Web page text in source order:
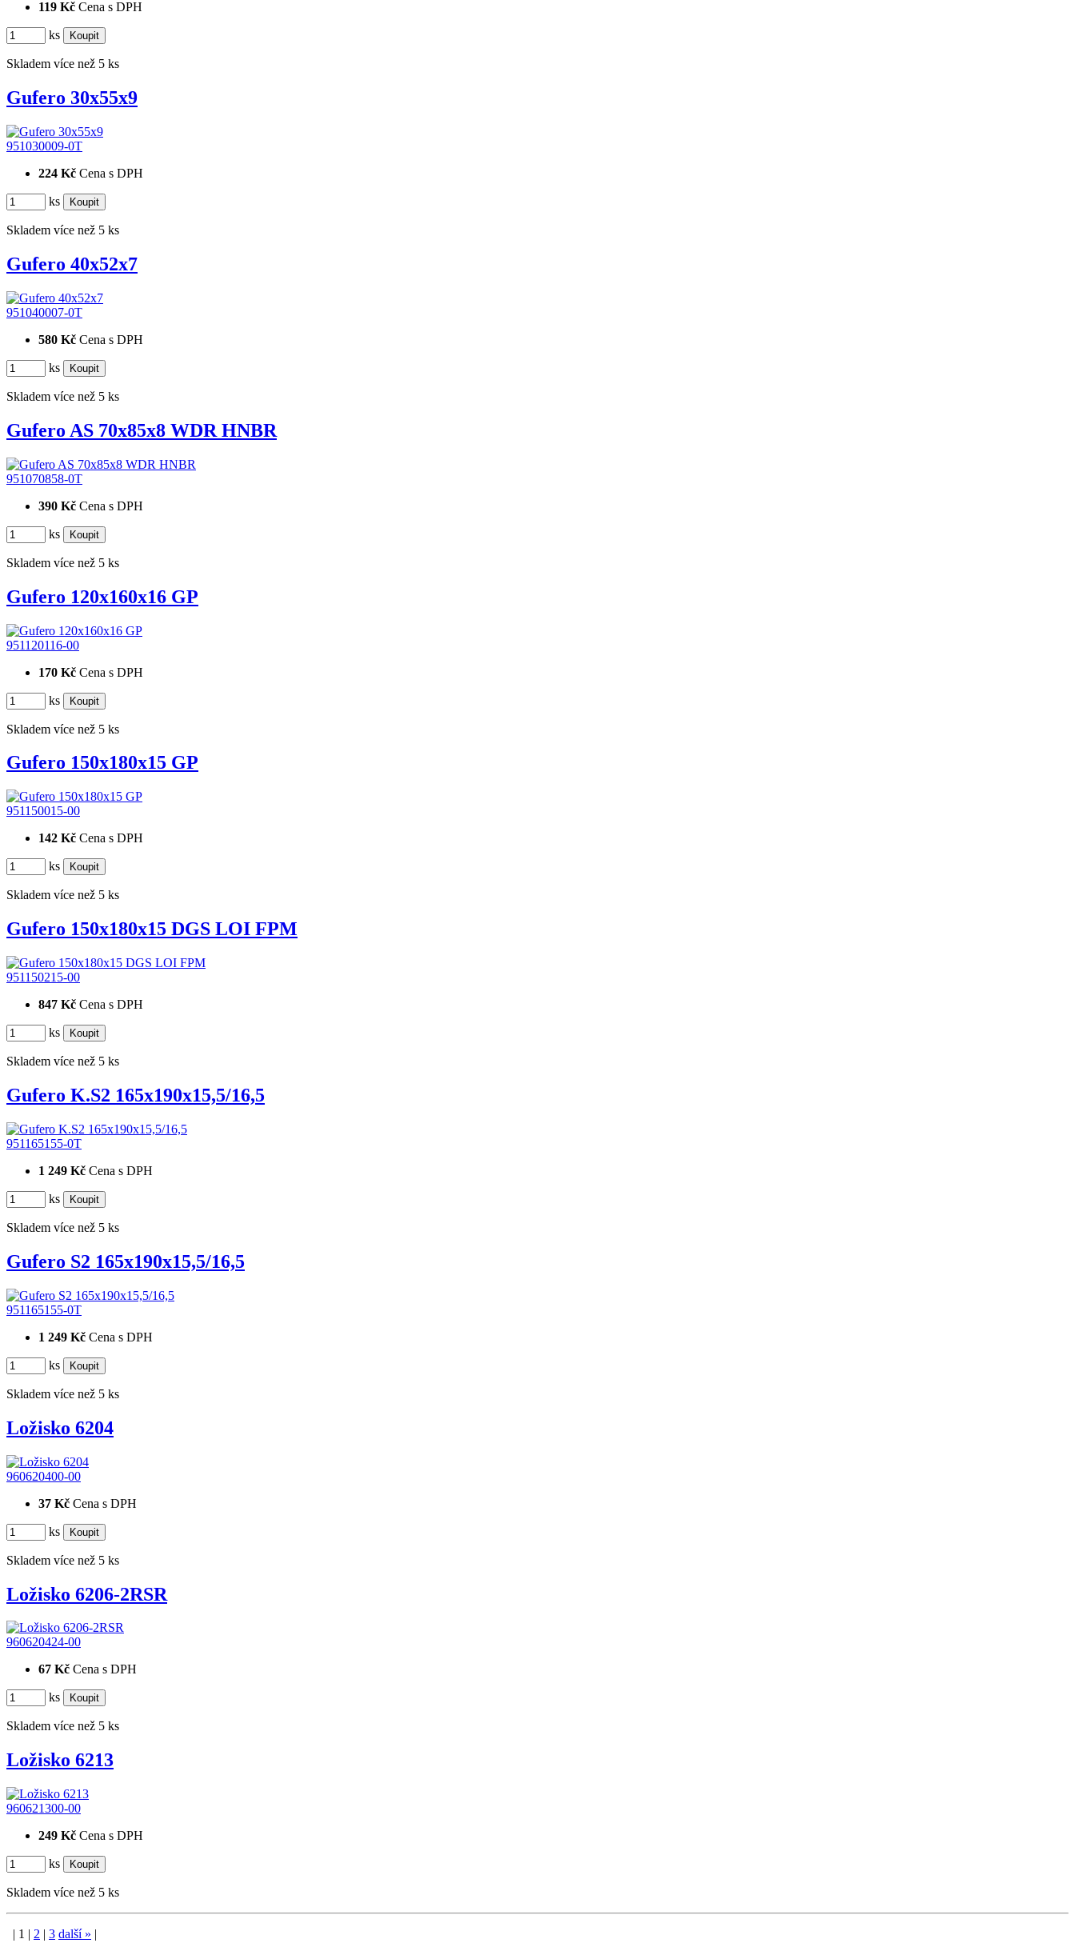
119 Kč Cena s DPH
ks
Skladem více než 5 ks
Gufero 30x55x9
951030009-0T
224 Kč Cena s DPH
ks
Skladem více než 5 ks
Gufero 40x52x7
951040007-0T
580 Kč Cena s DPH
ks
Skladem více než 5 ks
Gufero AS 70x85x8 WDR HNBR
951070858-0T
390 Kč Cena s DPH
ks
Skladem více než 5 ks
Gufero 120x160x16 GP
951120116-00
170 Kč Cena s DPH
ks
Skladem více než 5 ks
Gufero 150x180x15 GP
951150015-00
142 Kč Cena s DPH
ks
Skladem více než 5 ks
Gufero 150x180x15 DGS LOI FPM
951150215-00
847 Kč Cena s DPH
ks
Skladem více než 5 ks
Gufero K.S2 165x190x15,5/16,5
951165155-0T
1 249 Kč Cena s DPH
ks
Skladem více než 5 ks
Gufero S2 165x190x15,5/16,5
951165155-0T
1 249 Kč Cena s DPH
ks
Skladem více než 5 ks
Ložisko 6204
960620400-00
37 Kč Cena s DPH
ks
Skladem více než 5 ks
Ložisko 6206-2RSR
960620424-00
67 Kč Cena s DPH
ks
Skladem více než 5 ks
Ložisko 6213
960621300-00
249 Kč Cena s DPH
ks
Skladem více než 5 ks
| 1 | 2 | 3 další» |